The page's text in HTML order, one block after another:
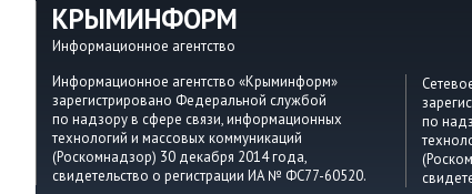
КРЫМИНФОРМ
Информационное агентство
Информационное агентство «Крыминформ»
зарегистрировано Федеральной службой
по надзору в сфере связи, информационных
технологий и массовых коммуникаций
(Роскомнадзор) 30 декабря 2014 года,
свидетельство о регистрации ИА № ФС77-60520.
по